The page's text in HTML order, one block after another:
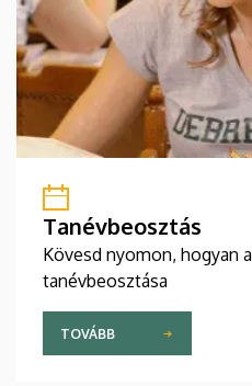
Tanévbeosztás
Kövesd nyomon, hogyan
tanévbeosztása
TOVÁBB